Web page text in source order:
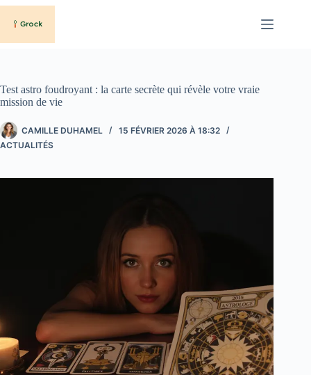
Passer
contenu
Test astro foudroyant : la carte secrète qui révèle votre vraie
mission de vie
CAMILLE DUHAMEL
15 FÉVRIER 2026 À 18:32
ACTUALITÉS